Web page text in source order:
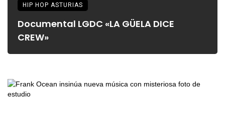
HIP HOP ASTURIAS
Documental LGDC «LA GÜELA DICE
CREW»